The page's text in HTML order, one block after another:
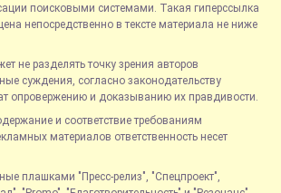
поисковыми системами. Такая гиперссылка
непосредственно в тексте материала не ниже
не разделять точку зрения авторов
суждения, согласно законодательству
опровержению и доказыванию их правдивости.
и соответствие требованиям
материалов ответственность несет
плашками "Пресс-релиз", "Спецпроект",